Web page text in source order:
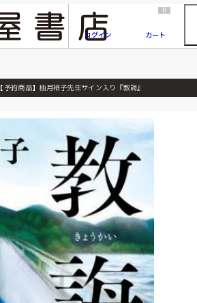
『ONE PIECE magazine 021 ONE PIECEカード付き同梱版』発売延期のご案内
ログイン
0
カート
【予約商品】柚月裕子先生サイン入り『教誨』